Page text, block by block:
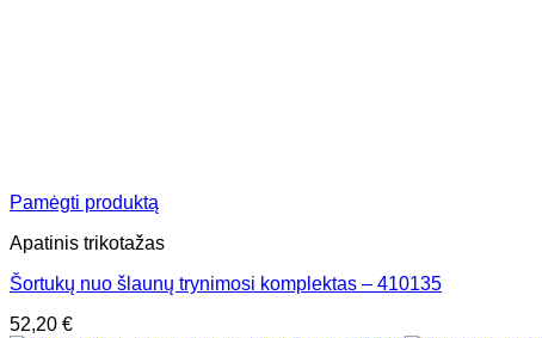
Pamėgti produktą
Apatinis trikotažas
Šortukų nuo šlaunų trynimosi komplektas – 410135
52,20 €